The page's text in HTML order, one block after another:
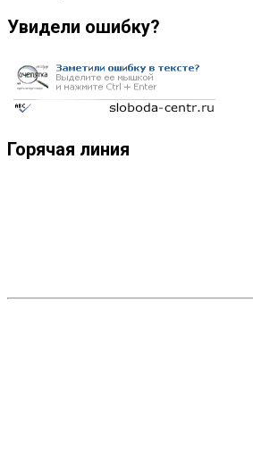
Увидели ошибку?
Горячая линия